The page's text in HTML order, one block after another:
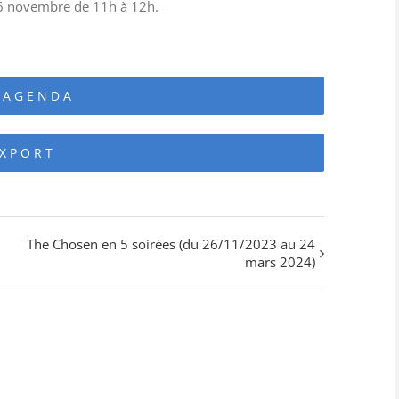
novembre de 11h à 12h.
The Chosen en 5 soirées (du 26/11/2023 au 24
mars 2024)